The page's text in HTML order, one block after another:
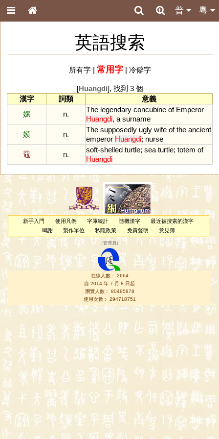
粵
普
英語搜索
所有字| 常用字| 冷僻字
[Huangdi], 找到 3 個
漢字
詞類
意義
嫘
n.
The legendary concubine of Emperor
Huangdi, a surname
嫫
n.
The supposedly ugly wife of the ancient
emperor Huangdi; nurse
黿
n.
soft-shelled turtle; sea turtle; totem of
Huangdi
新手入門 使用凡例 字庫統計 隨機漢字
最近被搜索的漢字
鳴謝
製作單位 私隱政策 免責聲明 意見簿
（管理員 ）
在線人數： 2664
自 2014 年 7 月 8 日起
瀏覽人數： 80495878
使用次數： 294718751